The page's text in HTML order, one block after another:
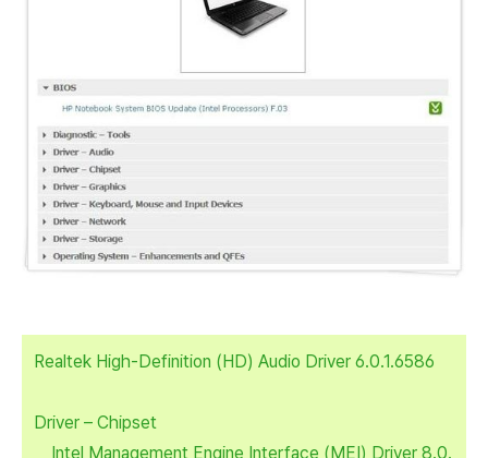
Realtek High-Definition (HD) Audio Driver 6.0.1.6586
Driver – Chipset
Intel Management Engine Interface (MEI) Driver 8.0.